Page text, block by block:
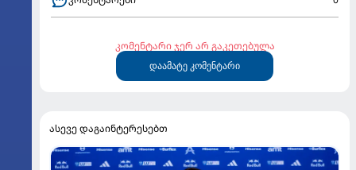
კომენტარი ჯერ არ გაკეთებულა
დაამატე კომენტარი
ასევე დაგაინტერესებთ